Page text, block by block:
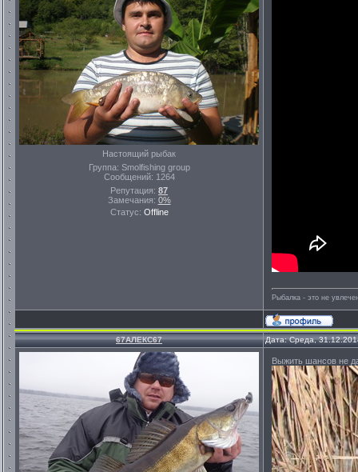
Настоящий рыбак
Группа: Smolfishing group
Сообщений: 1264
Репутация: 87
Замечания: 0%
Статус: Offline
Рыбалка - это не
67АЛЕКС67 Дата: Среда,
Выжить шансов не